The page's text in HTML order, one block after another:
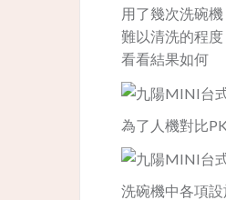
用了幾次洗碗
難以清洗的程
看看結果如何
為了人機對比
洗碗機中各項